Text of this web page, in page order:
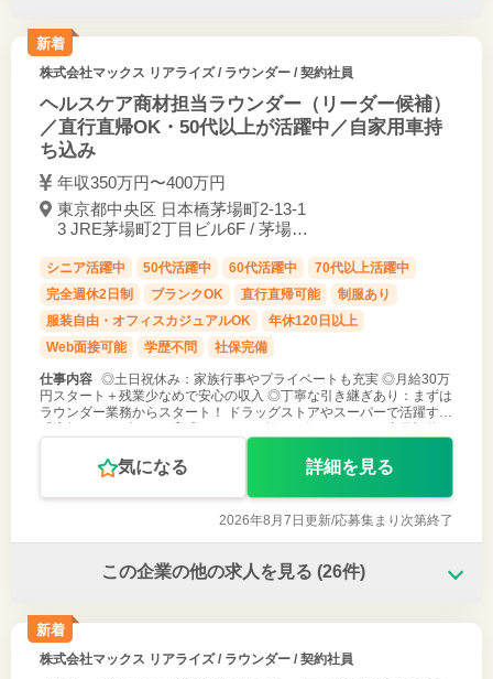
新着
株式会社マックス リアライズ/ ラウンダー / 契約社員
ヘルスケア商材担当ラウンダー（リーダー候補）
／直行直帰OK・50代以上が活躍中／自家用車持
ち込み
年収350万円〜400万円
東京都中央区 日本橋茅場町2-13-1
3 JRE茅場町2丁目ビル6F / 茅場町
シニア活躍中 50代活躍中 60代活躍中
70代以上活躍中
完全週休2日制
ブランクOK 直行直帰可能
制服あり
服装自由・オフィスカジュアルOK
年休120日以上
Web面接可能
学歴不問 社保完備
仕事内容 ◎土日祝休み：家族行事やプライベートも充実 ◎月給30万
円スタート＋残業少なめで安心の収入 ◎丁寧な引き継ぎあり：まずは
ラウンダー業務からスタート！ ドラッグストアやスーパーで活躍する
気になる 詳細を見る
2026年8月7日更新/応募集まり次第終了
この企業の他の求人を見る (26件)
新着
株式会社マックス リアライズ/ ラウンダー / 契約社員